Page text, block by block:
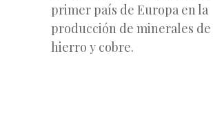
primer país de Europa en la
producción de minerales
hierro y cobre.